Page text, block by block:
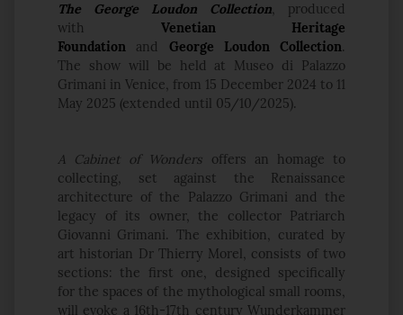
The George Loudon Collection, produced
with Venetian Heritage
Foundation and George Loudon Collection.
The show will be held at Museo di Palazzo
Grimani in Venice, from 15 December 2024 to 11
May 2025 (extended until 05/10/2025).
A Cabinet of Wonders offers an homage to
collecting, set against the Renaissance
architecture of the Palazzo Grimani and the
legacy of its owner, the collector Patriarch
Giovanni Grimani. The exhibition, curated by
art historian Dr Thierry Morel, consists of two
sections: the first one, designed specifically
for the spaces of the mythological small rooms,
will evoke a 16th-17th century Wunderkammer